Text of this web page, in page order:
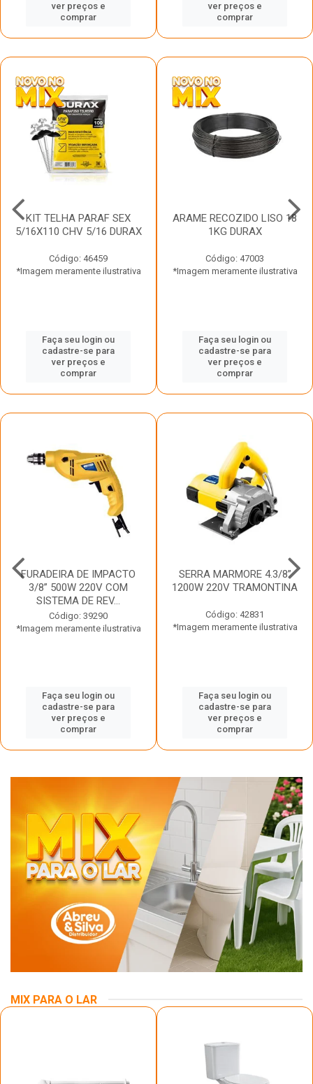
ver preços e
comprar
ver preços e
comprar
KIT TELHA PARAF SEX
5/16X110 CHV 5/16 DURAX
Código: 46459
*Imagem meramente ilustrativa
Faça seu login ou
cadastre-se para
ver preços e
comprar
ARAME RECOZIDO LISO 18
1KG DURAX
Código: 47003
*Imagem meramente ilustrativa
Faça seu login ou
cadastre-se para
ver preços e
comprar
FURADEIRA DE IMPACTO
3/8” 500W 220V COM
SISTEMA DE REV...
Código: 39290
*Imagem meramente ilustrativa
Faça seu login ou
cadastre-se para
ver preços e
comprar
SERRA MARMORE 4.3/8”
1200W 220V TRAMONTINA
Código: 42831
*Imagem meramente ilustrativa
Faça seu login ou
cadastre-se para
ver preços e
comprar
MIX PARA O LAR